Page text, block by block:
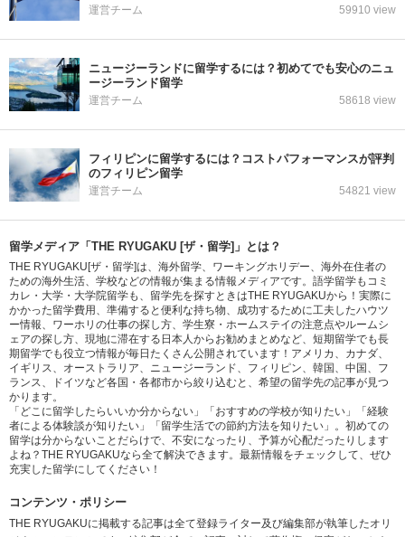
運営チーム 59910 view
ニュージーランドに留学するには？初めてでも安心のニュ
ージーランド留学
運営チーム 58618 view
フィリピンに留学するには？コストパフォーマンスが評判
のフィリピン留学
運営チーム 54821 view
留学メディア「THE RYUGAKU [ザ・留学]」とは？
THE RYUGAKU[ザ・留学]は、海外留学、ワーキングホリデー、海外在住者の
ための海外生活、学校などの情報が集まる情報メディアです。語学留学もコミ
カレ・大学・大学院留学も、留学先を探すときはTHE RYUGAKUから！実際に
かかった留学費用、準備すると便利な持ち物、成功するために工夫したハウツ
ー情報、ワーホリの仕事の探し方、学生寮・ホームステイの注意点やルームシ
ェアの探し方、現地に滞在する日本人からお勧めまとめなど、短期留学でも長
期留学でも役立つ情報が毎日たくさん公開されています！アメリカ、カナダ、
イギリス、オーストラリア、ニュージーランド、フィリピン、韓国、中国、フ
ランス、ドイツなど各国・各都市から絞り込むと、希望の留学先の記事が見つ
かります。
「どこに留学したらいいか分からない」「おすすめの学校が知りたい」「経験
者による体験談が知りたい」「留学生活での節約方法を知りたい」。初めての
留学は分からないことだらけで、不安になったり、予算が心配だったりします
よね？THE RYUGAKUなら全て解決できます。最新情報をチェックして、ぜひ
充実した留学にしてください！
コンテンツ・ポリシー
THE RYUGAKUに掲載する記事は全て登録ライター及び編集部が執筆したオリ